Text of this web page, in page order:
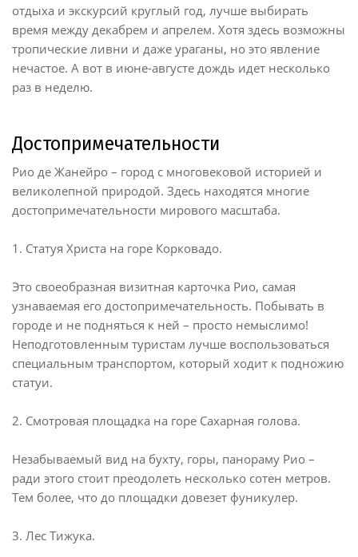
отдыха и экскурсий круглый год, лучше выбирать
время между декабрем и апрелем. Хотя здесь возможны
тропические ливни и даже ураганы, но это явление
нечастое. А вот в июне-августе дождь идет несколько
раз в неделю.
Достопримечательности
Рио де Жанейро – город с многовековой историей и
великолепной природой. Здесь находятся многие
достопримечательности мирового масштаба.
1. Статуя Христа на горе Корковадо.
Это своеобразная визитная карточка Рио, самая
узнаваемая его достопримечательность. Побывать в
городе и не подняться к ней – просто немыслимо!
Неподготовленным туристам лучше воспользоваться
специальным транспортом, который ходит к подножию
статуи.
2. Смотровая площадка на горе Сахарная голова.
Незабываемый вид на бухту, горы, панораму Рио –
ради этого стоит преодолеть несколько сотен метров.
Тем более, что до площадки довезет фуникулер.
3. Лес Тижука.